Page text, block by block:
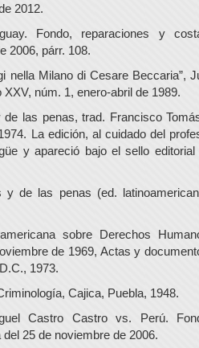
2012.
Fondo, reparaciones y
2006, párr. 108.
nella Milano di Cesare Beccaria”,
núm. 1, enero-abril de 1989.
las penas, trad. Francisco
La edición, al cuidado del
y apareció bajo el sello editorial
de las penas (ed.
sobre Derechos
de 1969, Actas y
1973.
Cajica, Puebla, 1948.
Castro Castro vs. Perú.
25 de noviembre de 2006.